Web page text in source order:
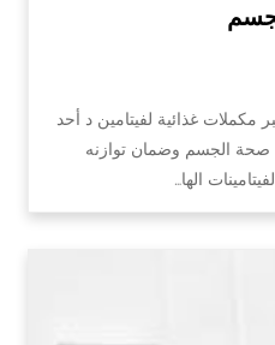
مكملات غذائية لفيتامين د أحد
صحة الجسم وضمان توازنه
الها…